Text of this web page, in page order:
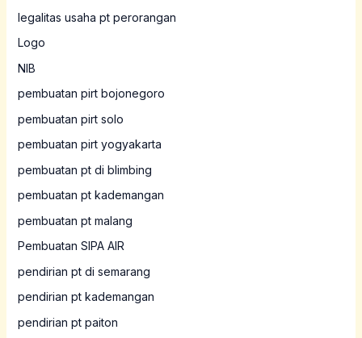
legalitas usaha pt perorangan
Logo
NIB
pembuatan pirt bojonegoro
pembuatan pirt solo
pembuatan pirt yogyakarta
pembuatan pt di blimbing
pembuatan pt kademangan
pembuatan pt malang
Pembuatan SIPA AIR
pendirian pt di semarang
pendirian pt kademangan
pendirian pt paiton